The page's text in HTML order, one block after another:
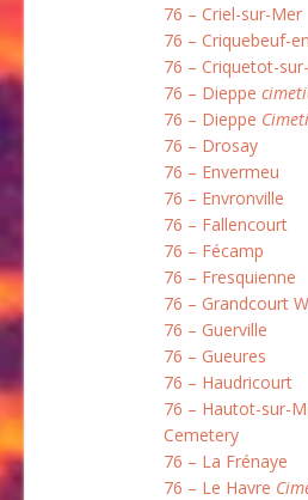
76 – Criel-sur-Mer
76 – Criquebeuf-
76 – Criquetot-
76 – Dieppe
76 – Dieppe
76 – Drosay
76 – Envermeu
76 – Envronville
76 – Fallencourt
76 – Fécamp
76 – Fresquienne
76 – Grandcourt
76 – Guerville
76 – Gueures
76 – Haudricourt
76 – Hautot-sur-
Cemetery
76 – La Frénaye
76 – Le Havre